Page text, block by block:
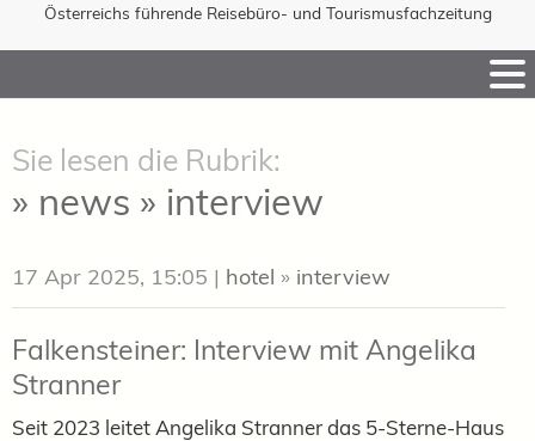
Österreichs führende Reisebüro- und Tourismusfachzeitung
to
Sie lesen die Rubrik:
» news » interview
17 Apr 2025, 15:05 | hotel » interview
Falkensteiner: Interview mit Angelika
Stranner
Seit 2023 leitet Angelika Stranner das 5-Sterne-Haus